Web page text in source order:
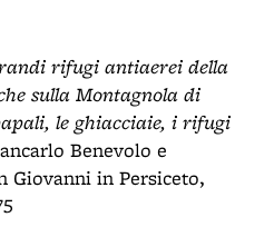
rifugi antiaerei della
sulla Montagnola di
le ghiacciaie, i rifugi
Benevolo e
Giovanni in Persiceto,